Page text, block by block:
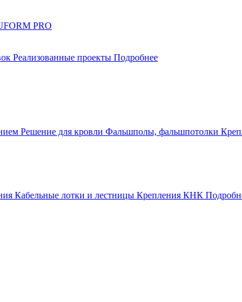
PRO
Реализованные проекты Подробнее
Решение для кровли Фальшполы, фальшпотолки
Кабельные лотки и лестницы Крепления КНК